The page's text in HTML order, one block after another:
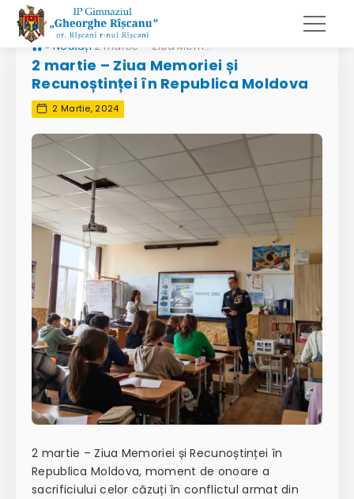
» Noutăți 2 martie – Ziua Memoriei și Recunoștinței în Republica Moldova
2 martie – Ziua Memoriei și
Recunoștinței în Republica Moldova
2 Martie, 2024
2 martie – Ziua Memoriei și Recunoștinței în
Republica Moldova, moment de onoare a
sacrificiului celor căzuți în conflictul armat din